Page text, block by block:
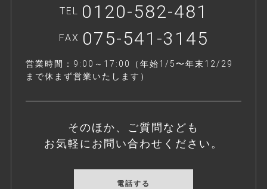
TEL 0120-582-481
FAX 075-541-3145
営業時間：9:00～17:00（年始1/5〜年末12/29
まで休まず営業いたします）
そのほか、ご質問なども
お気軽にお問い合わせください。
電話する